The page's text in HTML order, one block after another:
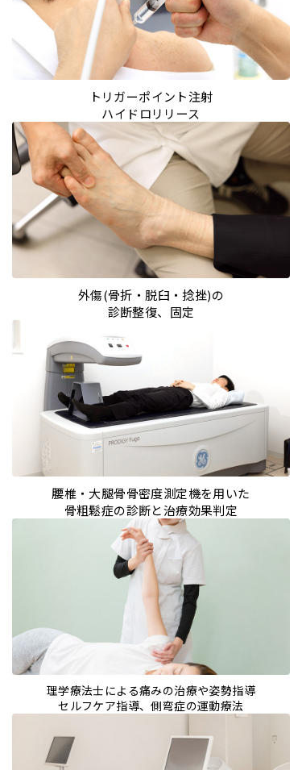
トリガーポイント注射
ハイドロリリース
外傷(骨折・脱臼・捻挫)の
診断整復、固定
腰椎・大腿骨骨密度測定機を用いた
骨粗鬆症の診断と治療効果判定
理学療法士による痛みの治療や姿勢指導
セルフケア指導、側弯症の運動療法